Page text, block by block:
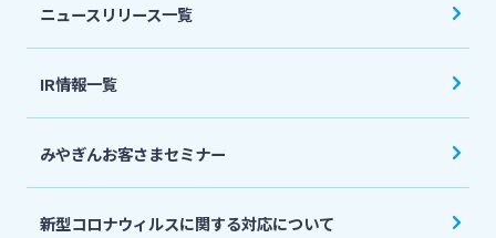
ニュースリリース一覧
採用情報
ニュースリリース一覧
IR情報一覧
みやぎんお客さまセミナー
新型コロナウィルスに関する対応について